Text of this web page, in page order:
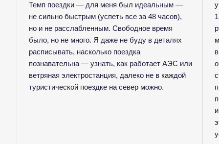
Темп поездки — для меня был идеальным —
не сильно быстрым (успеть все за 48 часов),
но и не расслабленным. Свободное время
было, но не много. Я даже не буду в деталях
расписывать, насколько поездка
познавательна — узнать, как работает АЭС или
ветряная электростанция, далеко не в каждой
туристической поездке на север можно.